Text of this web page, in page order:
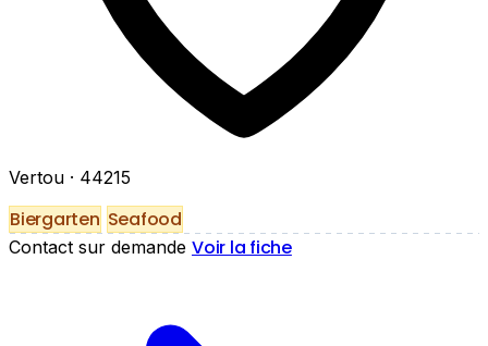
Vertou · 44215
Biergarten Seafood
Contact sur demande Voir la fiche